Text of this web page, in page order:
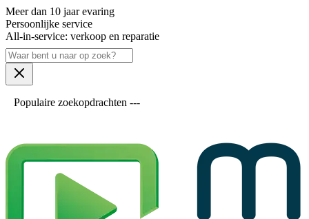
Meer dan 10 jaar evaring
Persoonlijke service
All-in-service: verkoop en reparatie
Populaire zoekopdrachten ---